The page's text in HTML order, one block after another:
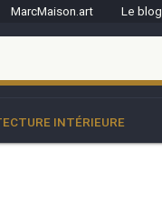
MarcMaison.art Le blog
INTÉRIEURE